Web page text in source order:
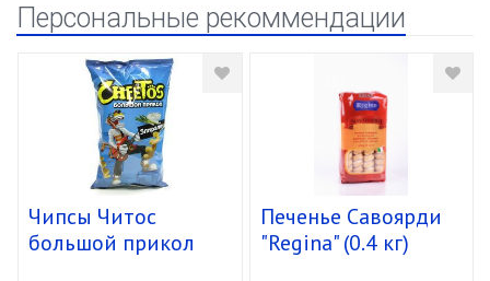
Персональные рекоммендации
Чипсы Читос
большой прикол
Печенье Савоярди
"Regina" (0.4 кг)